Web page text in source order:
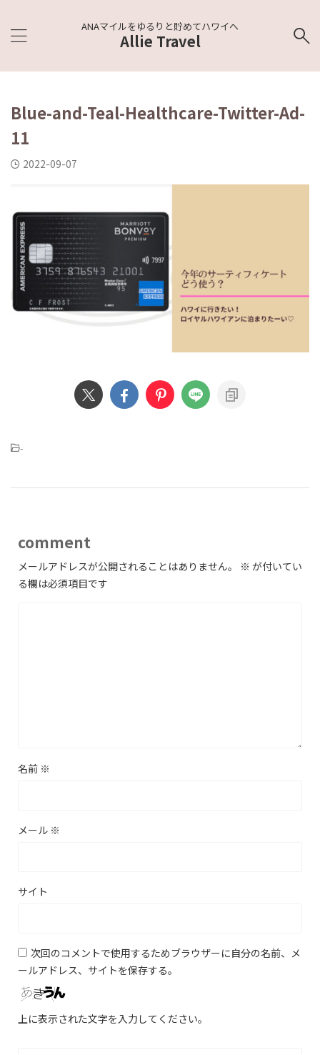
ANAマイルをゆるりと貯めてハワイへ
Allie Travel
Blue-and-Teal-Healthcare-Twitter-Ad-
11
2022-09-07
-
comment
メールアドレスが公開されることはありません。 ※ が付いてい
る欄は必須項目です
名前 ※
メール ※
サイト
次回のコメントで使用するためブラウザーに自分の名前、メ
ールアドレス、サイトを保存する。
上に表示された文字を入力してください。